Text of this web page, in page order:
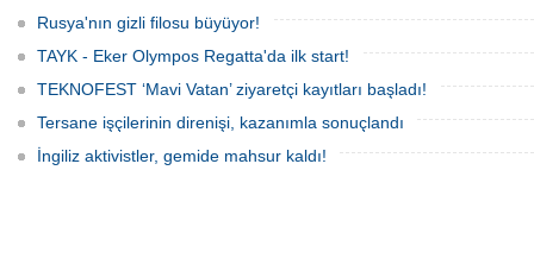
Rusya'nın gizli filosu büyüyor!
TAYK - Eker Olympos Regatta'da ilk start!
TEKNOFEST ‘Mavi Vatan’ ziyaretçi kayıtları başladı!
Tersane işçilerinin direnişi, kazanımla sonuçlandı
İngiliz aktivistler, gemide mahsur kaldı!